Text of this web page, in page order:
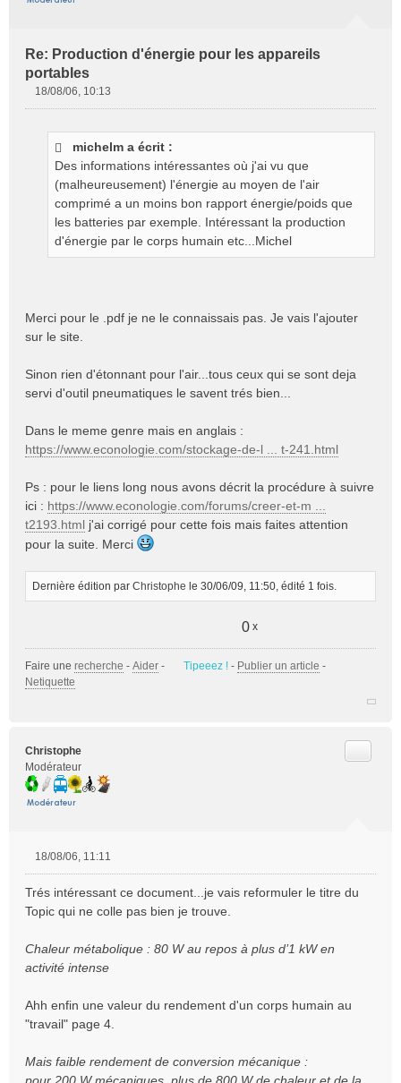
Re: Production d'énergie pour les appareils
portables
18/08/06, 10:13
michelm a écrit :
Des informations intéressantes où j'ai vu que
(malheureusement) l'énergie au moyen de l'air
comprimé a un moins bon rapport énergie/poids que
les batteries par exemple. Intéressant la production
d'énergie par le corps humain etc...Michel
Merci pour le .pdf je ne le connaissais pas. Je vais l'ajouter
sur le site.
Sinon rien d'étonnant pour l'air...tous ceux qui se sont deja
servi d'outil pneumatiques le savent trés bien...
Dans le meme genre mais en anglais :
https://www.econologie.com/stockage-de-l ... t-241.html
Ps : pour le liens long nous avons décrit la procédure à suivre
ici : https://www.econologie.com/forums/creer-et-m ...
t2193.html j'ai corrigé pour cette fois mais faites attention
pour la suite. Merci
Dernière édition par Christophe le 30/06/09, 11:50, édité 1 fois.
0 x
Faire une recherche - Aider - Tipeeez ! - Publier un article -
Netiquette
Christophe
Modérateur
s
s
g
e
n
l
18/08/06, 11:11
Trés intéressant ce document...je vais reformuler le titre du
Topic qui ne colle pas bien je trouve.
Chaleur métabolique : 80 W au repos à plus d’1 kW en
activité intense
Ahh enfin une valeur du rendement d'un corps humain au
"travail" page 4.
Mais faible rendement de conversion mécanique :